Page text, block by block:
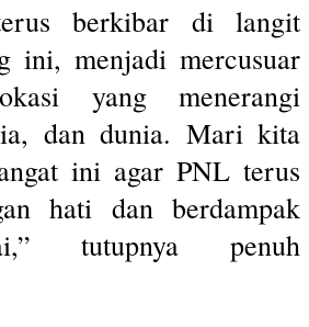
berkibar di langit
ini, menjadi mercusuar
yang menerangi
dan dunia. Mari kita
ini agar PNL terus
hati dan berdampak
tutupnya penuh